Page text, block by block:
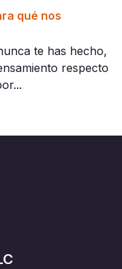
qué nos
te has hecho,
respecto